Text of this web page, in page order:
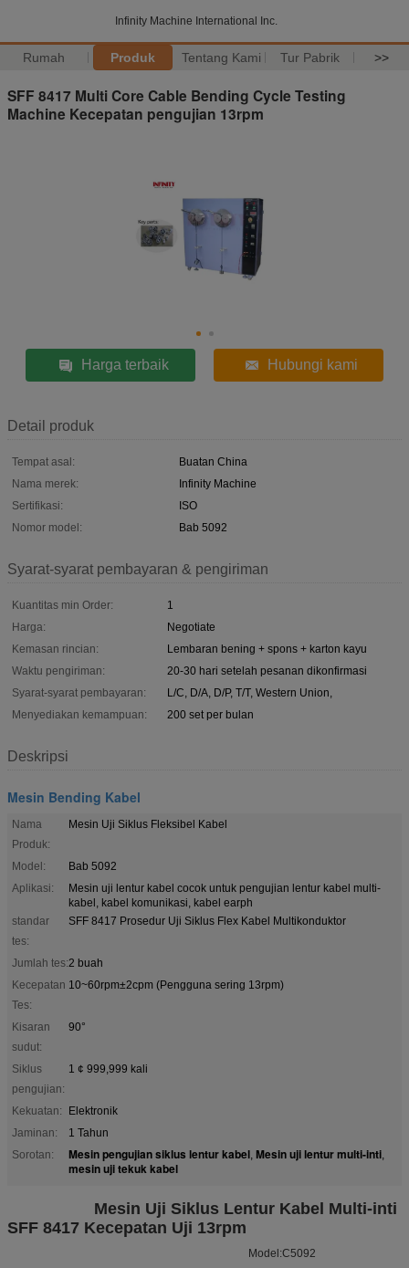
Infinity Machine International Inc.
Rumah Produk Tentang Kami Tur Pabrik >>
SFF 8417 Multi Core Cable Bending Cycle Testing
Machine Kecepatan pengujian 13rpm
Harga terbaik Hubungi kami
Detail produk
Tempat asal:
Buatan China
Nama merek:
Infinity Machine
Sertifikasi:
ISO
Nomor model:
Bab 5092
Syarat-syarat pembayaran & pengiriman
Kuantitas min Order:
1
Harga:
Negotiate
Kemasan rincian:
Lembaran bening + spons + karton kayu
Waktu pengiriman:
20-30 hari setelah pesanan dikonfirmasi
Syarat-syarat pembayaran:
L/C, D/A, D/P, T/T, Western Union,
Menyediakan kemampuan:
200 set per bulan
Deskripsi
Mesin Bending Kabel
Nama
Produk:
Mesin Uji Siklus Fleksibel Kabel
Model:
Bab 5092
Aplikasi:
Mesin uji lentur kabel cocok untuk pengujian lentur kabel multi-
kabel, kabel komunikasi, kabel earph
standar
tes:
SFF 8417 Prosedur Uji Siklus Flex Kabel Multikonduktor
Jumlah tes:2 buah
Kecepatan
Tes:
10~60rpm±2cpm (Pengguna sering 13rpm)
Kisaran
sudut:
90°
Siklus
pengujian:
1 ¢ 999,999 kali
Kekuatan:
Elektronik
Jaminan:
1 Tahun
Sorotan:
Mesin pengujian siklus lentur kabel, Mesin uji lentur multi-inti,
mesin uji tekuk kabel
Mesin Uji Siklus Lentur Kabel Multi-inti
SFF 8417 Kecepatan Uji 13rpm
Model:C5092